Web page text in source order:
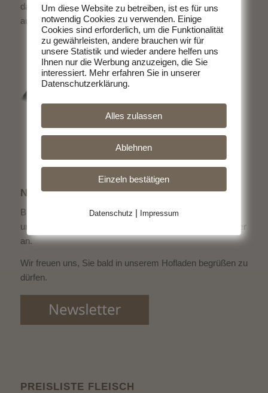
das geht. Entscheiden Sie sich für hochwertige Produkte
aus der Region.
NEWSLETTER
Bleiben Sie immer informiert über die aktuellen Schlacht-
und Verkaufstermine und
melden Sie sich zum Newsletter
an.
Wir freuen uns, Sie bald in unserem Hofladen begrüßen zu
dürfen.
PREISLISTE FLEISCH
Um diese Website zu betreiben, ist es für uns
notwendig Cookies zu verwenden. Einige
Cookies sind erforderlich, um die Funktionalität
zu gewährleisten, andere brauchen wir für
unsere Statistik und wieder andere helfen uns
Ihnen nur die Werbung anzuzeigen, die Sie
interessiert. Mehr erfahren Sie in unserer
Datenschutzerklärung.
Alles zulassen
Ablehnen
Einzeln bestätigen
Datenschutz | Impressum